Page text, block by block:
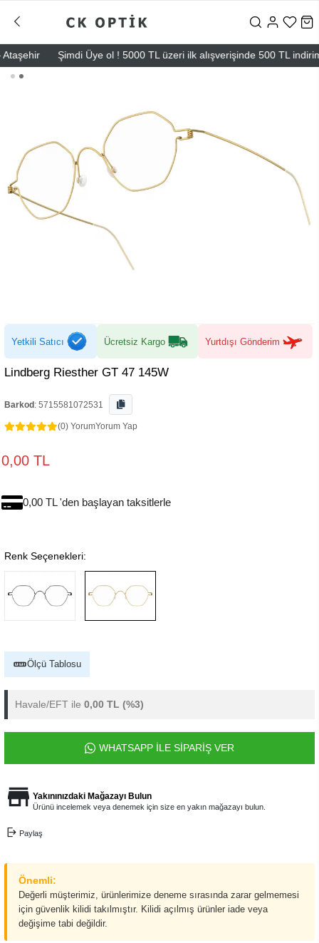
Şimdi Üye ol ! 5000 TL üzeri ilk alışverişinde 500 TL indirim
Yetkili Satıcı Ücretsiz Kargo Yurtdışı Gönderim
Lindberg Riesther GT 47 145W
Barkod : 5715581072531
(0) YorumYorum Yap
0,00 TL
0,00 TL 'den başlayan taksitlerle
Renk Seçenekleri:
Ölçü Tablosu
Havale/EFT ile 0,00 TL (%3)
WHATSAPP İLE SİPARİŞ VER
Yakınınızdaki Mağazayı Bulun
Ürünü incelemek veya denemek için size en yakın mağazayı bulun.
Paylaş
Önemli:
Değerli müşterimiz, ürünlerimize deneme sırasında zarar gelmemesi
için güvenlik kilidi takılmıştır. Kilidi açılmış ürünler iade veya
değişime tabi değildir.